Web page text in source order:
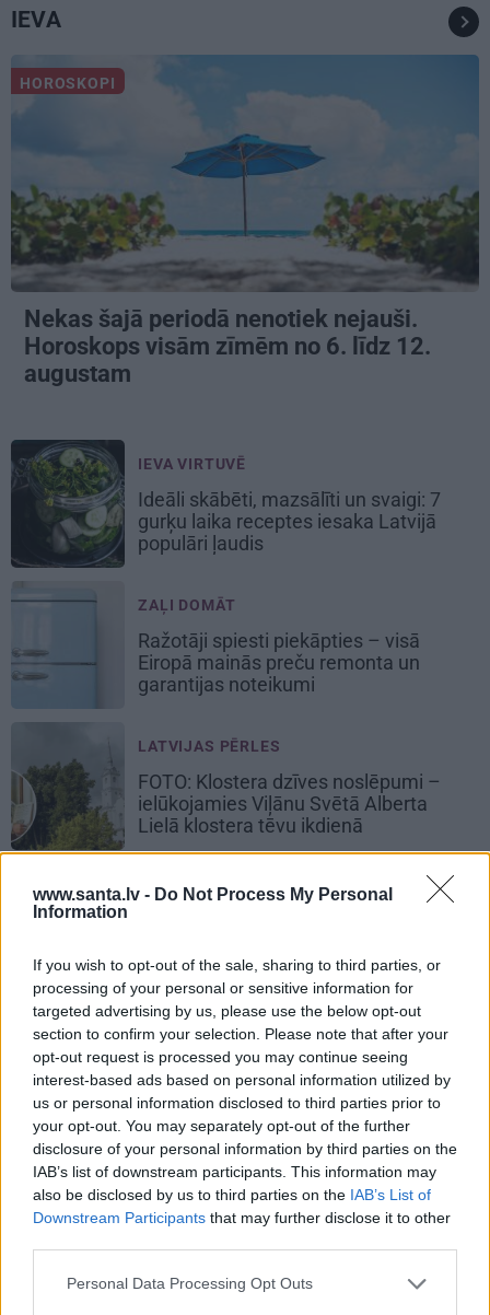
www.santa.lv - Do Not Process My Personal
Information
If you wish to opt-out of the sale, sharing to third parties, or
processing of your personal or sensitive information for
targeted advertising by us, please use the below opt-out
section to confirm your selection. Please note that after your
opt-out request is processed you may continue seeing
interest-based ads based on personal information utilized by
us or personal information disclosed to third parties prior to
your opt-out. You may separately opt-out of the further
disclosure of your personal information by third parties on the
IAB’s list of downstream participants. This information may
also be disclosed by us to third parties on the IAB’s List of
Downstream Participants that may further disclose it to other
Personal Data Processing Opt Outs
IEVA
HOROSKOPI
Nekas šajā periodā nenotiek nejauši.
Horoskops visām zīmēm no 6. līdz 12.
augustam
IEVA VIRTUVĒ
Ideāli skābēti, mazsālīti un svaigi: 7
gurķu laika receptes iesaka Latvijā
populāri ļaudis
ZAĻI DOMĀT
Ražotāji spiesti piekāpties – visā
Eiropā mainās preču remonta un
garantijas noteikumi
LATVIJAS PĒRLES
FOTO: Klostera dzīves noslēpumi –
ielūkojamies Viļānu Svētā Alberta
Lielā klostera tēvu ikdienā
ZIŅAS